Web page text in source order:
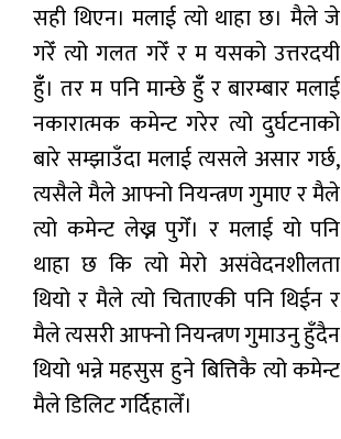
सही थिएन। मलाई त्यो थाहा छ। मैले जे
गरेँ त्यो गलत गरेँ र म यसको उत्तरदयी
हुँँ। तर म पनि मान्छे हुँँ र बारम्बार मलाई
नकारात्मक कमेन्ट गरेर त्यो दुर्घटनाको
बारे सम्झाउँदा मलाई त्यसले असार गर्छ,
त्यसैले मैले आफ्नो नियन्त्रण गुमाए र मैले
त्यो कमेन्ट लेख्न पुगेँ। र मलाई यो पनि
थाहा छ कि त्यो मेरो असंवेदनशीलता
थियो र मैले त्यो चिताएकी पनि थिईन र
मैले त्यसरी आफ्नो नियन्त्रण गुमाउनु हुँदैन
थियो भन्ने महसुस हुने बित्तिकै त्यो कमेन्ट
मैले डिलिट गर्दिहालेँ।